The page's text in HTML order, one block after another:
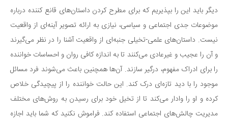
دیگر باید این را بپذیریم که برای مطرح کردن داستان‌های قانع کننده درباره
موضوعات جدی اجتماعی و سیاسی، نیازی به ارائه تصویر آینه‌ای از واقعیت
نیست. داستان‌های علمی-تخیلی جنبه‌ای از واقعیت آشنا را در نظر می‌گیرند
و آن را عجیب و غیرعادی می‌کنند تا به اندازه کافی روان و احساسات خواننده
را برای ادراک مفهوم، درگیر سازند. آن‌ها همچنین باعث می‌شوند فرد مسائل
موجود را با دید تازه‌ای درک کند. این حالت خواننده را از پیچیدگی خلاص
کرده و او را وادار می‌کند تا از تخیل خود برای رسیدن به روش‌های مختلف
مدیریت چالش‌های اجتماعی استفاده کند. فراموش نکنید که شما باید اجازه